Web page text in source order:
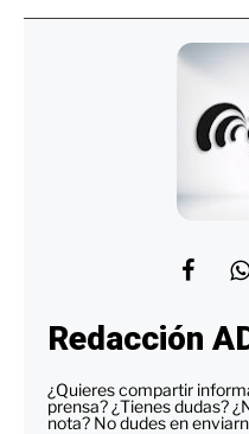
Redacción
¿Quieres compartir
prensa? ¿Tienes dudas?
nota? No dudes en